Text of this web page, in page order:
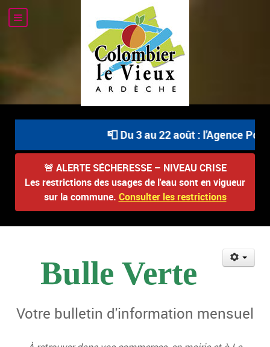
📮 Du 3 au 22 août : l'Agence
🚨 ALERTE SÉCHERESSE – NIVEAU CRISE
Les restrictions des usages de l'eau sont en vigueur
sur la commune. Consulter les restrictions
Bulle Verte
Votre bulletin d'information mensuel